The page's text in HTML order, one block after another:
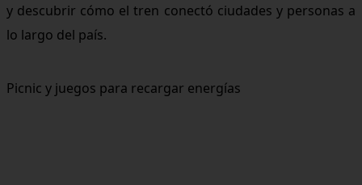
y descubrir cómo el tren conectó ciudades y personas a
lo largo del país.
Picnic y juegos para recargar energías